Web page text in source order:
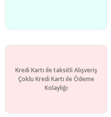
Kredi Kartı ile taksitli Alışveriş
Çoklu Kredi Kartı ile Ödeme
Kolaylığı